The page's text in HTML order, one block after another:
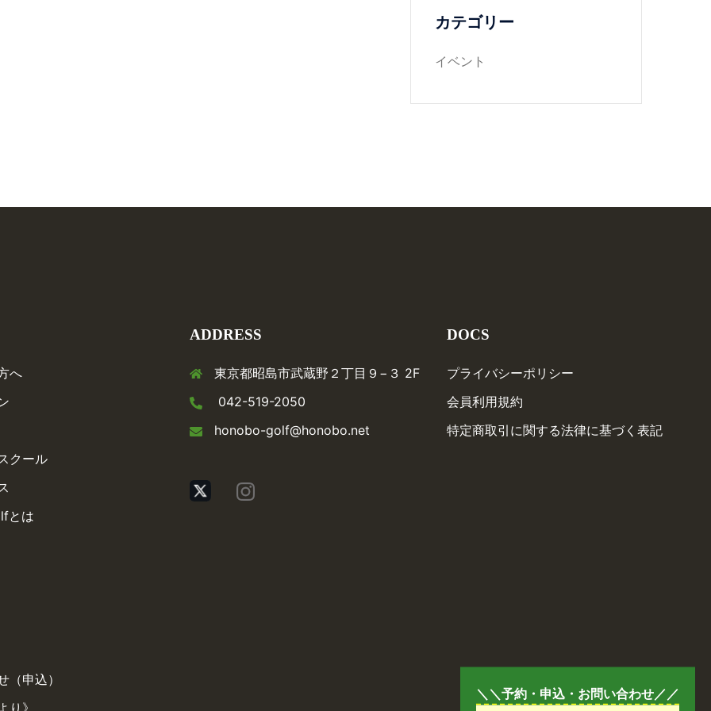
カテゴリー
イベント
へ
クール
とは
（申込）
り》
ADDRESS
東京都昭島市武蔵野２丁目９−３ 2F
042-519-2050
honobo-golf@honobo.net
DOCS
プライバシーポリシー
会員利用規約
特定商取引に関する法律に基づく表記
＼＼予約・申込・お問い合わせ／／